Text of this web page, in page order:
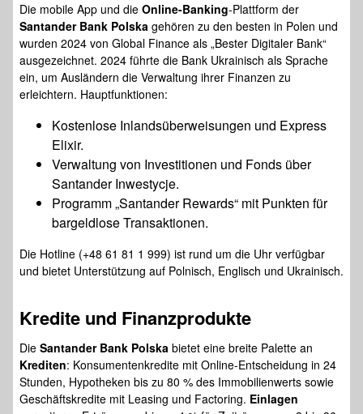
Die mobile App und die Online-Banking-Plattform der
Santander Bank Polska gehören zu den besten in Polen und
wurden 2024 von Global Finance als „Bester Digitaler Bank“
ausgezeichnet. 2024 führte die Bank Ukrainisch als Sprache
ein, um Ausländern die Verwaltung ihrer Finanzen zu
erleichtern. Hauptfunktionen:
Kostenlose Inlandsüberweisungen und Express
Elixir.
Verwaltung von Investitionen und Fonds über
Santander Inwestycje.
Programm „Santander Rewards“ mit Punkten für
bargeldlose Transaktionen.
Die Hotline (+48 61 81 1 999) ist rund um die Uhr verfügbar
und bietet Unterstützung auf Polnisch, Englisch und Ukrainisch.
Kredite und Finanzprodukte
Die Santander Bank Polska bietet eine breite Palette an
Krediten: Konsumentenkredite mit Online-Entscheidung in 24
Stunden, Hypotheken bis zu 80 % des Immobilienwerts sowie
Geschäftskredite mit Leasing und Factoring. Einlagen